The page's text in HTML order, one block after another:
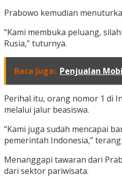
Prabowo kemudian
“Kami membuka peluang,
Rusia,” tuturnya.
Baca Juga: Penjualan
Perihal itu, orang nomor 1 di
melalui jalur beasiswa.
“Kami juga sudah mencapai
pemerintah Indonesia,”
Menanggapi tawaran dari
dari sektor pariwisata.